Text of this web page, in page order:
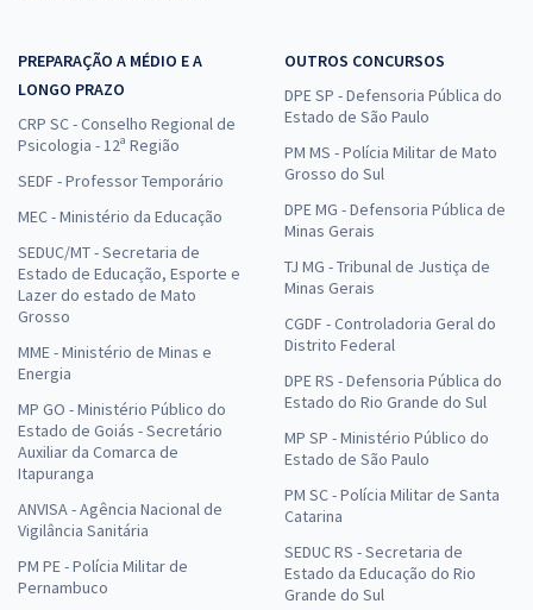
PREPARAÇÃO A MÉDIO E A
LONGO PRAZO
CRP SC - Conselho Regional de
Psicologia - 12ª Região
SEDF - Professor Temporário
MEC - Ministério da Educação
SEDUC/MT - Secretaria de
Estado de Educação, Esporte e
Lazer do estado de Mato
Grosso
MME - Ministério de Minas e
Energia
MP GO - Ministério Público do
Estado de Goiás - Secretário
Auxiliar da Comarca de
Itapuranga
ANVISA - Agência Nacional de
Vigilância Sanitária
PM PE - Polícia Militar de
Pernambuco
OUTROS CONCURSOS
DPE SP - Defensoria Pública do
Estado de São Paulo
PM MS - Polícia Militar de Mato
Grosso do Sul
DPE MG - Defensoria Pública de
Minas Gerais
TJ MG - Tribunal de Justiça de
Minas Gerais
CGDF - Controladoria Geral do
Distrito Federal
DPE RS - Defensoria Pública do
Estado do Rio Grande do Sul
MP SP - Ministério Público do
Estado de São Paulo
PM SC - Polícia Militar de Santa
Catarina
SEDUC RS - Secretaria de
Estado da Educação do Rio
Grande do Sul